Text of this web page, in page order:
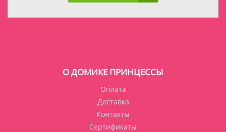
О ДОМИКЕ ПРИНЦЕССЫ
Оплата
Доставка
Контакты
Сертификаты